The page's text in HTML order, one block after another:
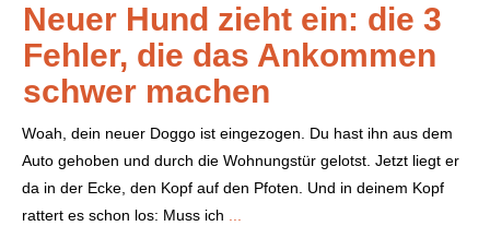
Neuer Hund zieht ein: die 3
Fehler, die das Ankommen
schwer machen
Woah, dein neuer Doggo ist eingezogen. Du hast ihn aus dem
Auto gehoben und durch die Wohnungstür gelotst. Jetzt liegt er
da in der Ecke, den Kopf auf den Pfoten. Und in deinem Kopf
rattert es schon los: Muss ich ...